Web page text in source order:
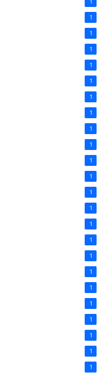
1
1
1
1
1
1
1
1
1
1
1
1
1
1
1
1
1
1
1
1
1
1
1
1